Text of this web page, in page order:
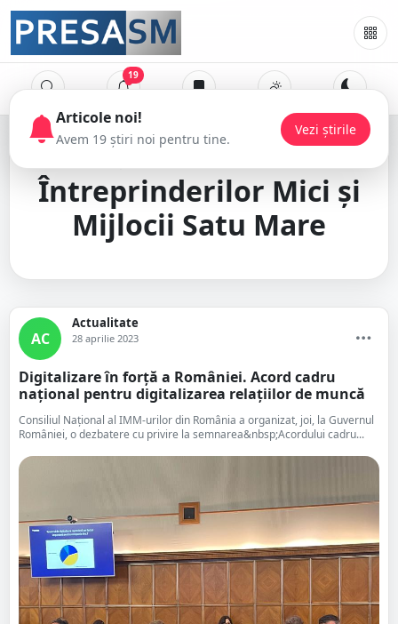
19
Patronatul
Întreprinderilor Mici și
Mijlocii Satu Mare
AC
Actualitate
28 aprilie 2023
Digitalizare în forță a României. Acord cadru
național pentru digitalizarea relațiilor de muncă
Consiliul Naţional al IMM-urilor din România a organizat, joi, la Guvernul
României, o dezbatere cu privire la semnarea&nbsp;Acordului cadru...
Articole noi!
Avem 19 știri noi pentru tine.
Vezi știrile